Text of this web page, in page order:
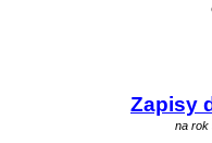
Zapisy
na rok